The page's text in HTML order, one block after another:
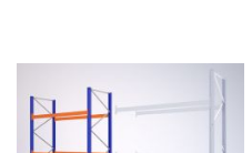
POROVNÁNÍ